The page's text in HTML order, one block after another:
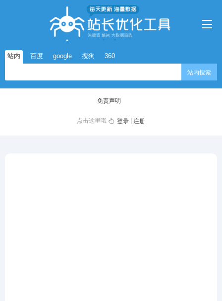
站内 百度 google 搜狗 360
站内搜索
免责声明
点击这里哦 登录 |注册